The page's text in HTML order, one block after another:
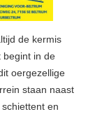
de kermis
begint in de
oergezellige
staan naast
en